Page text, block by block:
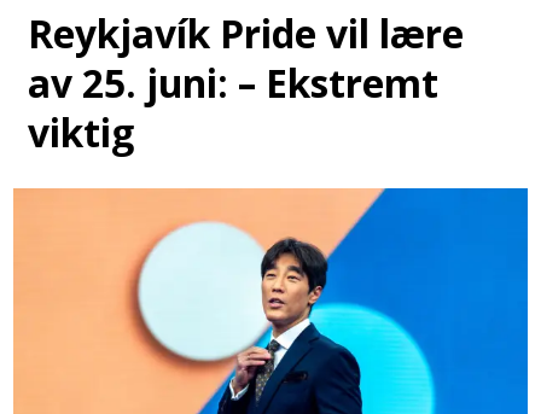
Reykjavík Pride vil lære
av 25. juni: – Ekstremt
viktig